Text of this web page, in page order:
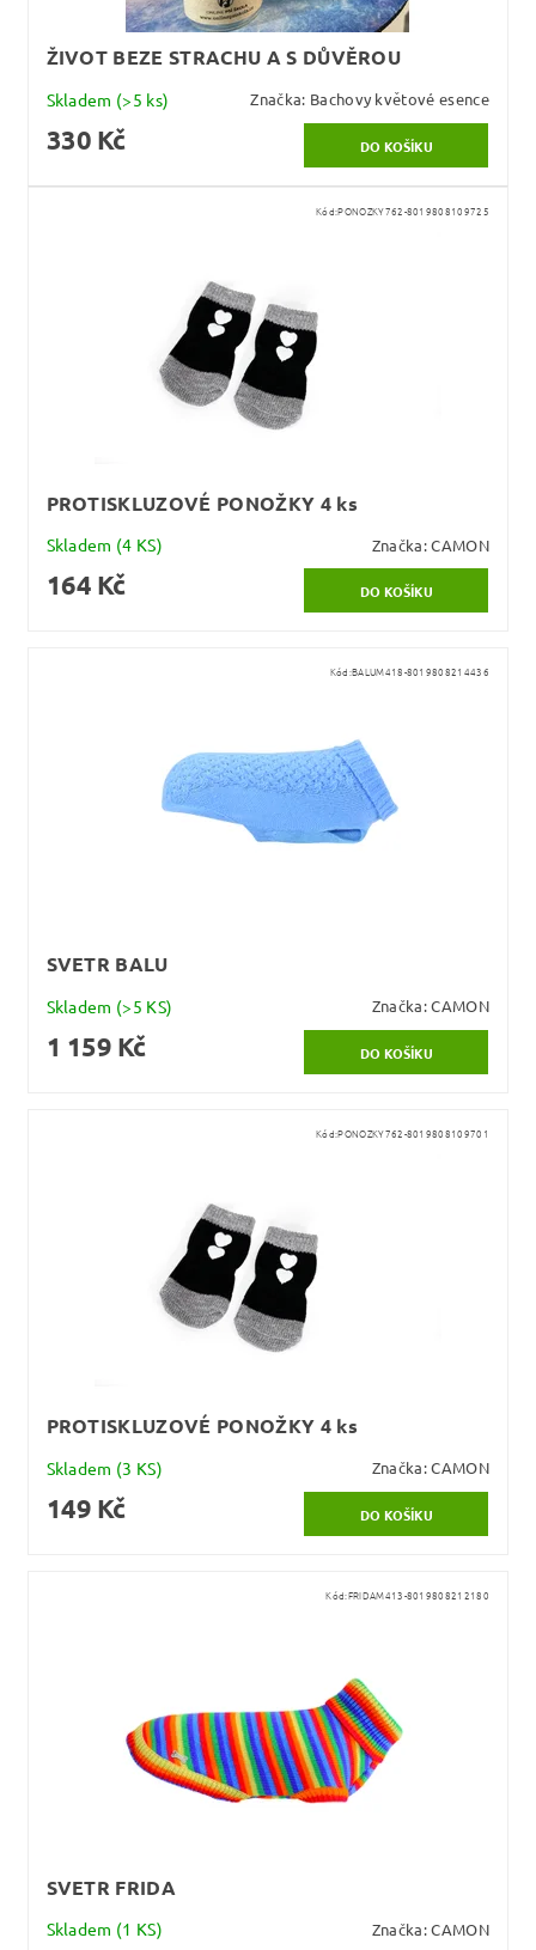
ŽIVOT BEZE STRACHU A S DŮVĚROU
Skladem (>5 ks) Značka: Bachovy květové esence
330 Kč
Kód:PONOZKY762-8019808109725
PROTISKLUZOVÉ PONOŽKY 4 ks
Skladem (4 KS) Značka:CAMON
164 Kč
Kód:BALUM418-8019808214436
SVETR BALU
Skladem (>5 KS) Značka:CAMON
1 159 Kč
Kód:PONOZKY762-8019808109701
PROTISKLUZOVÉ PONOŽKY 4 ks
Skladem (3 KS) Značka:CAMON
149 Kč
Kód:FRIDAM413-8019808212180
SVETR FRIDA
Skladem (1 KS) Značka:CAMON